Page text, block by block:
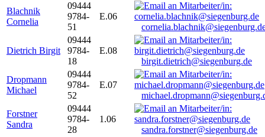
Blachnik
Cornelia
09444
9784-
51
E.06
Dietrich Birgit
09444
9784-
18
E.08
birgit.dietrich@siegenburg.de
Dropmann
Michael
09444
9784-
52
E.07
Forstner
Sandra
09444
9784-
28
1.06
sandra.forstner@siegenburg.de